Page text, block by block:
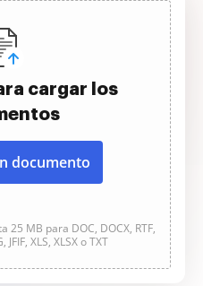
cargar los
documento
25 MB para DOC, DOCX, RTF,
JFIF, XLS, XLSX o TXT